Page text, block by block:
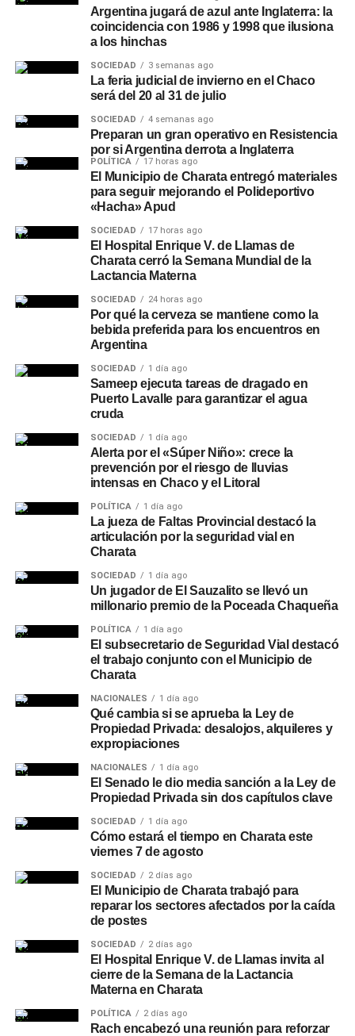
Argentina jugará de azul ante Inglaterra: la
coincidencia con 1986 y 1998 que ilusiona
a los hinchas
SOCIEDAD 3 semanas ago
La feria judicial de invierno en el Chaco
será del 20 al 31 de julio
SOCIEDAD 4 semanas ago
Preparan un gran operativo en Resistencia
por si Argentina derrota a Inglaterra
POLÍTICA 17 horas ago
El Municipio de Charata entregó materiales
para seguir mejorando el Polideportivo
«Hacha» Apud
SOCIEDAD 17 horas ago
El Hospital Enrique V. de Llamas de
Charata cerró la Semana Mundial de la
Lactancia Materna
SOCIEDAD 24 horas ago
Por qué la cerveza se mantiene como la
bebida preferida para los encuentros en
Argentina
SOCIEDAD 1 día ago
Sameep ejecuta tareas de dragado en
Puerto Lavalle para garantizar el agua
cruda
SOCIEDAD 1 día ago
Alerta por el «Súper Niño»: crece la
prevención por el riesgo de lluvias
intensas en Chaco y el Litoral
POLÍTICA 1 día ago
La jueza de Faltas Provincial destacó la
articulación por la seguridad vial en
Charata
SOCIEDAD 1 día ago
Un jugador de El Sauzalito se llevó un
millonario premio de la Poceada Chaqueña
POLÍTICA 1 día ago
El subsecretario de Seguridad Vial destacó
el trabajo conjunto con el Municipio de
Charata
NACIONALES 1 día ago
Qué cambia si se aprueba la Ley de
Propiedad Privada: desalojos, alquileres y
expropiaciones
NACIONALES 1 día ago
El Senado le dio media sanción a la Ley de
Propiedad Privada sin dos capítulos clave
SOCIEDAD 1 día ago
Cómo estará el tiempo en Charata este
viernes 7 de agosto
SOCIEDAD 2 días ago
El Municipio de Charata trabajó para
reparar los sectores afectados por la caída
de postes
SOCIEDAD 2 días ago
El Hospital Enrique V. de Llamas invita al
cierre de la Semana de la Lactancia
Materna en Charata
POLÍTICA 2 días ago
Rach encabezó una reunión para reforzar